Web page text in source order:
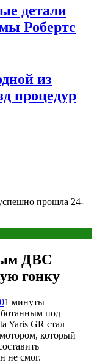
детали
Робертс
из
процедур
прошла 24-
ДВС
гонку
01 минуты
под
Yaris GR стал
который
не смог.